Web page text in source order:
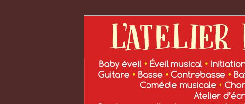
L'Atelier Musical